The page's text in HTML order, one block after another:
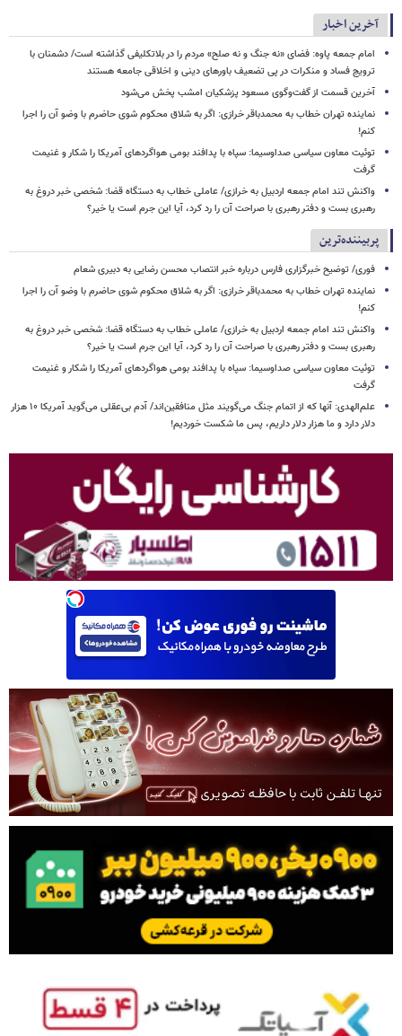
آخرین اخبار
امام جمعه پاوه: فضای «نه جنگ و نه صلح» مردم را در بلاتکلیفی گذاشته است/ دشمنان با
ترویج فساد و منکرات در پی تضعیف باورهای دینی و اخلاقی جامعه هستند
آخرین قسمت از گفت‌وگوی مسعود پزشکیان امشب پخش می‌شود
نماینده تهران خطاب به محمدباقر خرازی: اگر به شلاق محکوم شوی حاضرم با وضو آن را اجرا
کنم!
توئیت معاون سیاسی صداوسیما: سپاه با پدافند بومی هواگردهای آمریکا را شکار و غنیمت
گرفت
واکنش تند امام جمعه اردبیل به خرازی/ عاملی خطاب به دستگاه قضا: شخصی خبر دروغ به
رهبری بست و دفتر رهبری با صراحت آن را رد کرد، آیا این جرم است یا خیر؟
پربیننده‌ترین
فوری/ توضیح خبرگزاری فارس درباره خبر انتصاب محسن رضایی به دبیری شعام
نماینده تهران خطاب به محمدباقر خرازی: اگر به شلاق محکوم شوی حاضرم با وضو آن را اجرا
کنم!
واکنش تند امام جمعه اردبیل به خرازی/ عاملی خطاب به دستگاه قضا: شخصی خبر دروغ به
رهبری بست و دفتر رهبری با صراحت آن را رد کرد، آیا این جرم است یا خیر؟
توئیت معاون سیاسی صداوسیما: سپاه با پدافند بومی هواگردهای آمریکا را شکار و غنیمت
گرفت
علم‌الهدی: آنها که از اتمام جنگ می‌گویند مثل منافقین‌اند/ آدم بی‌عقلی می‌گوید آمریکا ۱۰ هزار
دلار دارد و ما هزار دلار داریم، پس ما شکست خوردیم!